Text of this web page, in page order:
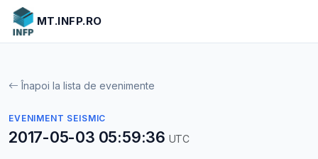
MT.INFP.RO
Înapoi la lista de evenimente
EVENIMENT SEISMIC
2017-05-03 05:59:36 UTC